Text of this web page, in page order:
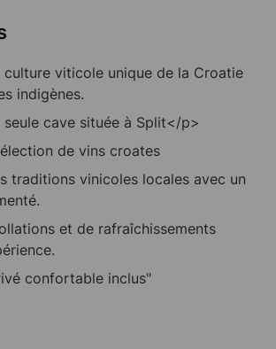
culture viticole unique de la Croatie
indigènes.
cave située à Split</p>
de vins croates
traditions vinicoles locales avec un
et de rafraîchissements
confortable inclus"